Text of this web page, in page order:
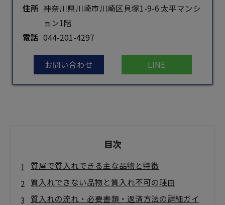
住所 神奈川県川崎市川崎区貝塚1-9-6 太平マンシ
ョン1階
電話 044-201-4297
お問い合わせ LINE
目次
質屋で質入れできる主な品物と特徴
質入れできない品物と質入れ不可の理由
質入れの流れ・必要書類・返済方法の詳細ガイ